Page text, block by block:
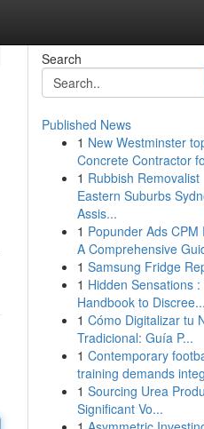
Search
Published News
1 New Westminster
Concrete Contractor
1 Rubbish Removalist
Eastern Suburbs
Assis...
1 Popunder Ads CPM
A Comprehensive
1 Samsung Fridge
1 Hidden Sensations :
Handbook to Discree...
1 Cómo Digitalizar tu
Tradicional: Guía P...
1 Contemporary
training demands
1 Sourcing Urea
Significant Vo...